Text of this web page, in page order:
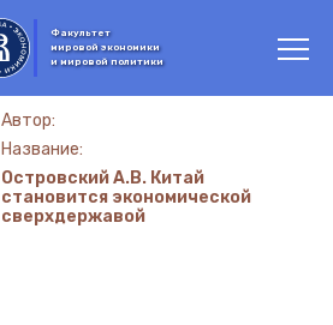
Факультет
мировой экономики
и мировой политики
Автор:
Название:
Островский А.В. Китай
становится экономической
сверхдержавой